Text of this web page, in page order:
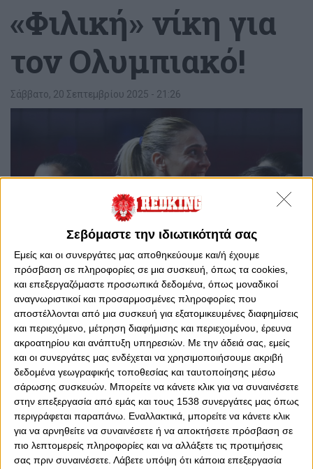
Σεβόμαστε την ιδιωτικότητά σας
Εμείς και οι συνεργάτες μας αποθηκεύουμε και/ή έχουμε
πρόσβαση σε πληροφορίες σε μια συσκευή, όπως τα cookies,
και επεξεργαζόμαστε προσωπικά δεδομένα, όπως μοναδικοί
αναγνωριστικοί και προσαρμοσμένες πληροφορίες που
αποστέλλονται από μια συσκευή για εξατομικευμένες διαφημίσεις
και περιεχόμενο, μέτρηση διαφήμισης και περιεχομένου, έρευνα
ακροατηρίου και ανάπτυξη υπηρεσιών. Με την άδειά σας, εμείς
και οι συνεργάτες μας ενδέχεται να χρησιμοποιήσουμε ακριβή
δεδομένα γεωγραφικής τοποθεσίας και ταυτοποίησης μέσω
σάρωσης συσκευών. Μπορείτε να κάνετε κλικ για να συναινέσετε
στην επεξεργασία από εμάς και τους 1538 συνεργάτες μας όπως
περιγράφεται παραπάνω. Εναλλακτικά, μπορείτε να κάνετε κλικ
για να αρνηθείτε να συναινέσετε ή να αποκτήσετε πρόσβαση σε
πιο λεπτομερείς πληροφορίες και να αλλάξετε τις προτιμήσεις
σας πριν συναινέσετε. Λάβετε υπόψη ότι κάποια επεξεργασία
«Φιλική» νίκη για
τον Ολυμπιακό!
Σάββατο, 20 Σεπτεμβρίου 2025 - 21:26
0 0
Το δεύτερο φιλικό προετοιμασίας της, για την
αγωνιστική περίοδο 2025-26, έδωσε η ομάδα βόλεϊ
Γυναικών του Ολυμπιακού. Με κορυφαίες τις Κούμπουρα,
Αμπντεραχίμ και Στεβάνοβιτς, με 29, 28 και οκτώ
πόντους αντίστοιχα, οι «ερυθρόλευκες» του Μπράνκο
Κοβάτσεβιτς νίκησαν με 3-1 σετ (30-28, 25-27, 25-19,
25-18) τη Θέτιδα Βούλας στο κλειστό του Ρέντη «Μ.
Μερκούρη», σε ένα ακόμα δυνατό «τεστ» προετοιμασίας,
ενόψει της νέας σεζόν, μετρώντας οκτώ άσσους και